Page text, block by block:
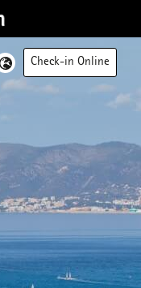
Check-in Online